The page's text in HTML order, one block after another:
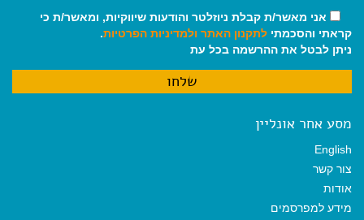
אני מאשר/ת קבלת ניוזלטר והודעות שיווקיות, ומאשר/ת כי
קראתי והסכמתי לתקנון האתר ולמדיניות הפרטיות.
ניתן לבטל את ההרשמה בכל עת
מסע אחר אונליין
English
צור קשר
אודות
מידע למפרסמים